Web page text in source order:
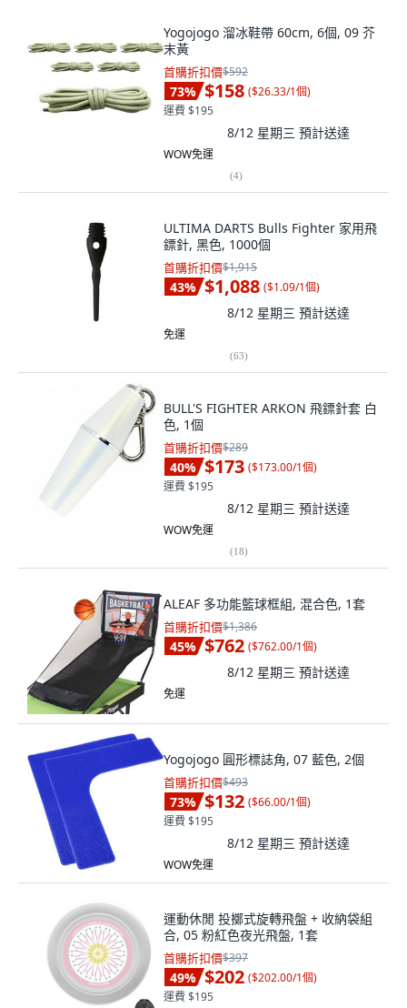
Yogojogo 溜冰鞋帶 60cm, 6個, 09 芥
末黃
首購折扣價$592
73% $158 ($26.33/1個)
運費 $195
8/12 星期三 預計送達
WOW免運
(4)
ULTIMA DARTS Bulls Fighter 家用飛
鏢針, 黑色, 1000個
首購折扣價$1,915
43% $1,088 ($1.09/1個)
8/12 星期三 預計送達
免運
(63)
BULL'S FIGHTER ARKON 飛鏢針套 白
色, 1個
首購折扣價$289
40% $173 ($173.00/1個)
運費 $195
8/12 星期三 預計送達
WOW免運
(18)
ALEAF 多功能籃球框組, 混合色, 1套
首購折扣價$1,386
45% $762 ($762.00/1個)
8/12 星期三 預計送達
免運
Yogojogo 圓形標誌角, 07 藍色, 2個
首購折扣價$493
73% $132 ($66.00/1個)
運費 $195
8/12 星期三 預計送達
WOW免運
運動休閒 投擲式旋轉飛盤 + 收納袋組
合, 05 粉紅色夜光飛盤, 1套
首購折扣價$397
49% $202 ($202.00/1個)
運費 $195